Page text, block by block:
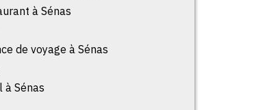
à Sénas
de voyage à Sénas
Sénas